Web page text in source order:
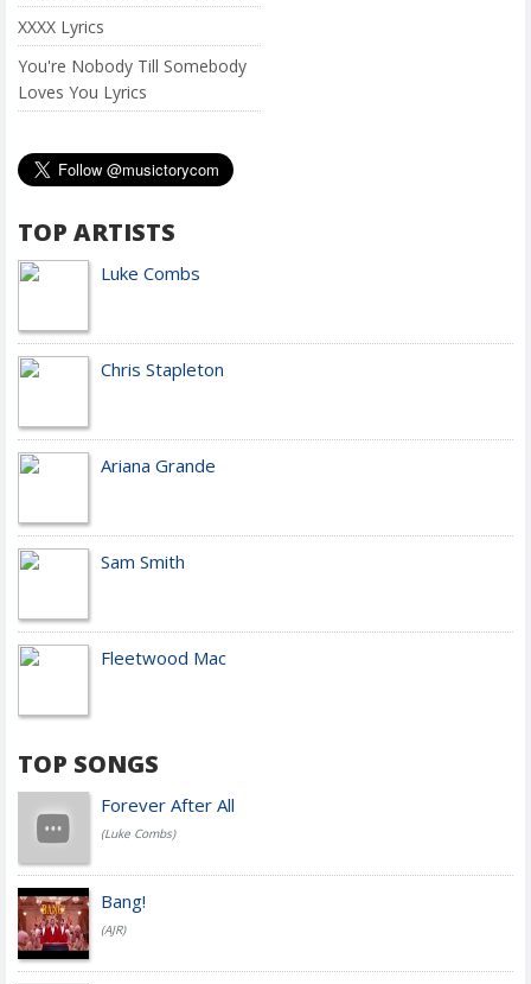
XXXX Lyrics
You're Nobody Till Somebody
Loves You Lyrics
TOP ARTISTS
Luke Combs
Chris Stapleton
Ariana Grande
Sam Smith
Fleetwood Mac
TOP SONGS
Forever After All
(Luke Combs)
Bang!
(AJR)